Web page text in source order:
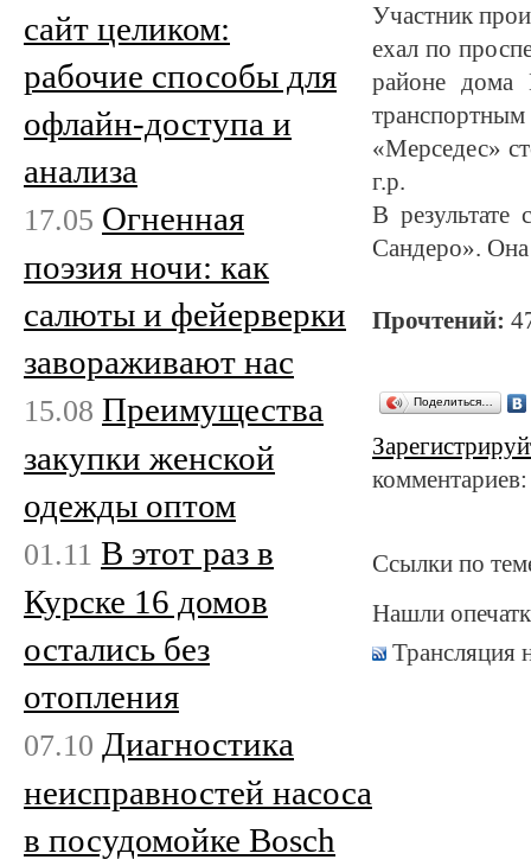
Участник
ехал по
районе
«Мерседес»
г.р.
В результате
Сандеро». Она
Прочтений:
Поделиться…
Ссылки по
Нашли
Трансляция
сайт целиком:
рабочие способы для
офлайн-доступа и
анализа
17.05 Огненная
поэзия ночи: как
салюты и фейерверки
завораживают нас
15.08 Преимущества
закупки женской
одежды оптом
01.11 В этот раз в
Курске 16 домов
остались без
отопления
07.10 Диагностика
неисправностей насоса
в посудомойке Bosch